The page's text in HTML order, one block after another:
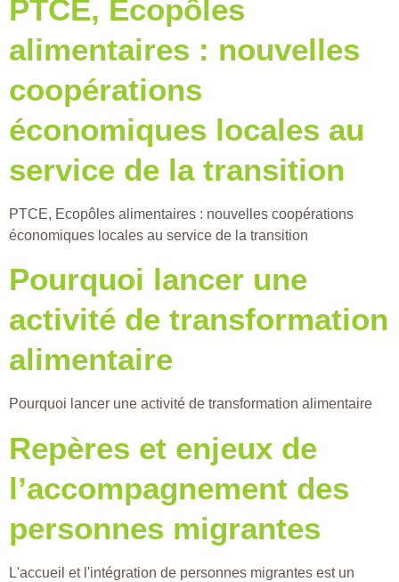
PTCE, Ecopôles
alimentaires : nouvelles
coopérations
économiques locales au
service de la transition
PTCE, Ecopôles alimentaires : nouvelles coopérations
économiques locales au service de la transition
Pourquoi lancer une
activité de transformation
alimentaire
Pourquoi lancer une activité de transformation alimentaire
Repères et enjeux de
l’accompagnement des
personnes migrantes
L'accueil et l'intégration de personnes migrantes est un